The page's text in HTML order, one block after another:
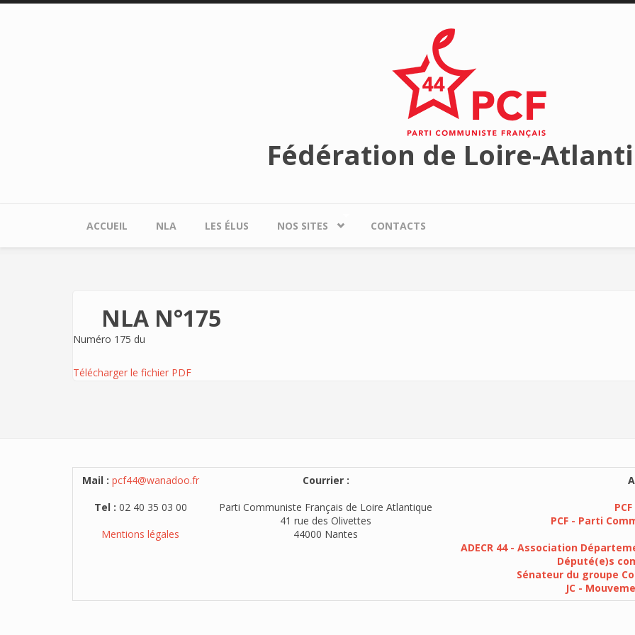
Aller au contenu principal
Fédération de Loire-
ACCUEIL NLA LES ÉLUS NOS SITES CONTACTS
NLA N°175
Numéro 175 du
Télécharger le fichier PDF
Mail : pcf44@wanadoo.fr
Tel : 02 40 35 03 00
Mentions légales
Courrier :
Parti Communiste Français de Loire Atlantique
41 rue des Olivettes
44000 Nantes
PCF - Parti
ADECR 44 - Association
Député(e)s
Sénateur du groupe
JC -